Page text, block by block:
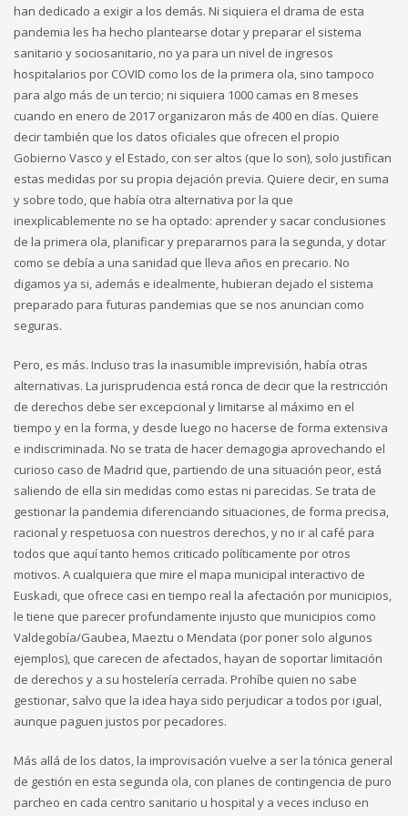
han dedicado a exigir a los demás. Ni siquiera el drama de esta
pandemia les ha hecho plantearse dotar y preparar el sistema
sanitario y sociosanitario, no ya para un nivel de ingresos
hospitalarios por COVID como los de la primera ola, sino tampoco
para algo más de un tercio; ni siquiera 1000 camas en 8 meses
cuando en enero de 2017 organizaron más de 400 en días. Quiere
decir también que los datos oficiales que ofrecen el propio
Gobierno Vasco y el Estado, con ser altos (que lo son), solo justifican
estas medidas por su propia dejación previa. Quiere decir, en suma
y sobre todo, que había otra alternativa por la que
inexplicablemente no se ha optado: aprender y sacar conclusiones
de la primera ola, planificar y prepararnos para la segunda, y dotar
como se debía a una sanidad que lleva años en precario. No
digamos ya si, además e idealmente, hubieran dejado el sistema
preparado para futuras pandemias que se nos anuncian como
seguras.
Pero, es más. Incluso tras la inasumible imprevisión, había otras
alternativas. La jurisprudencia está ronca de decir que la restricción
de derechos debe ser excepcional y limitarse al máximo en el
tiempo y en la forma, y desde luego no hacerse de forma extensiva
e indiscriminada. No se trata de hacer demagogia aprovechando el
curioso caso de Madrid que, partiendo de una situación peor, está
saliendo de ella sin medidas como estas ni parecidas. Se trata de
gestionar la pandemia diferenciando situaciones, de forma precisa,
racional y respetuosa con nuestros derechos, y no ir al café para
todos que aquí tanto hemos criticado políticamente por otros
motivos. A cualquiera que mire el mapa municipal interactivo de
Euskadi, que ofrece casi en tiempo real la afectación por municipios,
le tiene que parecer profundamente injusto que municipios como
Valdegobía/Gaubea, Maeztu o Mendata (por poner solo algunos
ejemplos), que carecen de afectados, hayan de soportar limitación
de derechos y a su hostelería cerrada. Prohíbe quien no sabe
gestionar, salvo que la idea haya sido perjudicar a todos por igual,
aunque paguen justos por pecadores.
Más allá de los datos, la improvisación vuelve a ser la tónica general
de gestión en esta segunda ola, con planes de contingencia de puro
parcheo en cada centro sanitario u hospital y a veces incluso en